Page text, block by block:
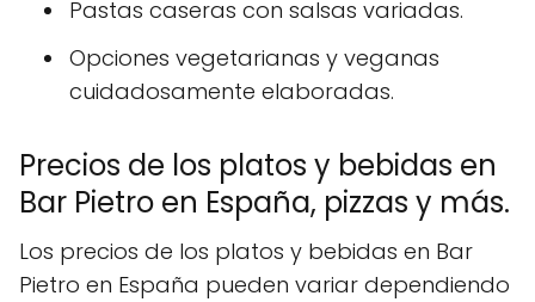
Pastas caseras con salsas variadas.
Opciones vegetarianas y veganas
cuidadosamente elaboradas.
Precios de los platos y bebidas en
Bar Pietro en España, pizzas y más.
Los precios de los platos y bebidas en Bar
Pietro en España pueden variar dependiendo